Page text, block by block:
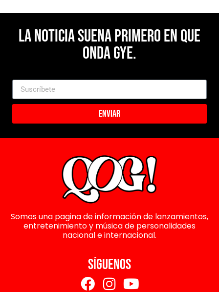
La noticia suena primero en Que
Onda Gye.
Enviar
Somos una pagina de información de lanzamientos,
entretenimiento y música de personalidades
nacional e internacional.
SÍGUENOS